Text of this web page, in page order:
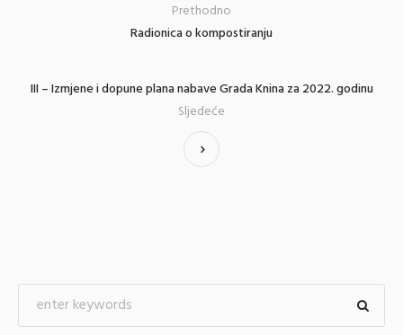
Radionica o kompostiranju
Prethodno
III – Izmjene i dopune plana nabave Grada Knina za 2022. godinu
Sljedeće